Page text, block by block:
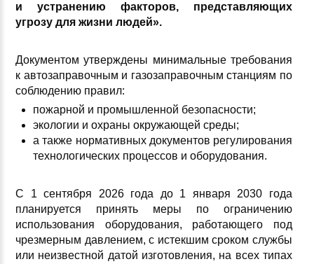
и устранению факторов, представляющих
угрозу для жизни людей».
Документом утверждены минимальные требования
к автозаправочным и газозаправочным станциям по
соблюдению правил:
пожарной и промышленной безопасности;
экологии и охраны окружающей среды;
а также нормативных документов регулирования
технологических процессов и оборудования.
С 1 сентября 2026 года до 1 января 2030 года
планируется принять меры по ограничению
использования оборудования, работающего под
чрезмерным давлением, с истекшим сроком службы
или неизвестной датой изготовления, на всех типах